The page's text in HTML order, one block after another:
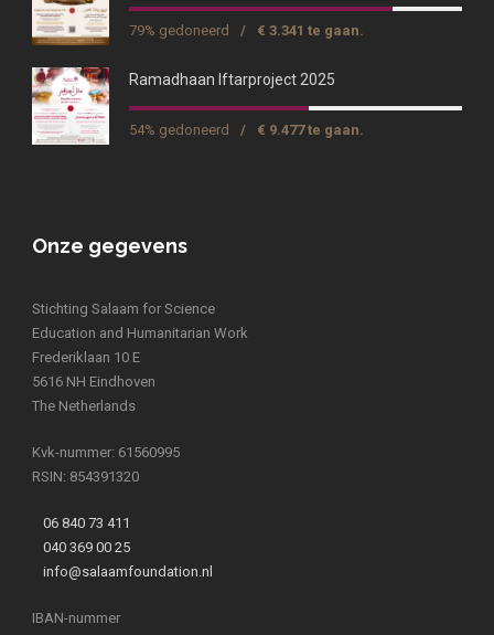
79% gedoneerd / € 3.341 te gaan.
Ramadhaan Iftarproject 2025
54% gedoneerd / € 9.477 te gaan.
Onze gegevens
Stichting Salaam for Science
Education and Humanitarian Work
Frederiklaan 10 E
5616 NH Eindhoven
The Netherlands
Kvk-nummer: 61560995
RSIN: 854391320
06 840 73 411
040 369 00 25
info@salaamfoundation.nl
IBAN-nummer